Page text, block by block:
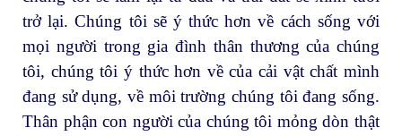
trở lại. Chúng tôi sẽ ý thức hơn về cách sống với
mọi người trong gia đình thân thương của chúng
tôi, chúng tôi ý thức hơn về của cải vật chất mình
đang sử dụng, về môi trường chúng tôi đang sống.
Thân phận con người của chúng tôi mỏng dòn thật